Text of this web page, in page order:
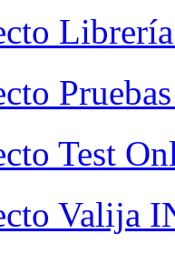
Test
Valija